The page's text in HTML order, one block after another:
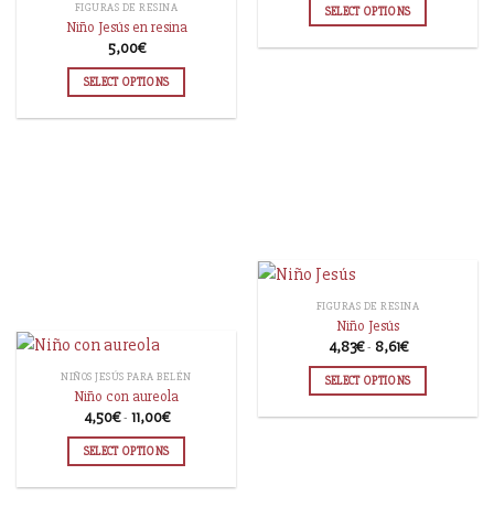
SELECT OPTIONS
FIGURAS DE RESINA
Niño Jesús en resina
5,00€
SELECT OPTIONS
FIGURAS DE RESINA
Niño Jesús
4,83€ - 8,61€
SELECT OPTIONS
NIÑOS JESÚS PARA BELÉN
Niño con aureola
4,50€ - 11,00€
SELECT OPTIONS